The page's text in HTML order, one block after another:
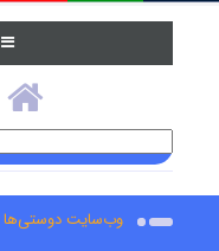
وب‌سایت دوستی‌ها